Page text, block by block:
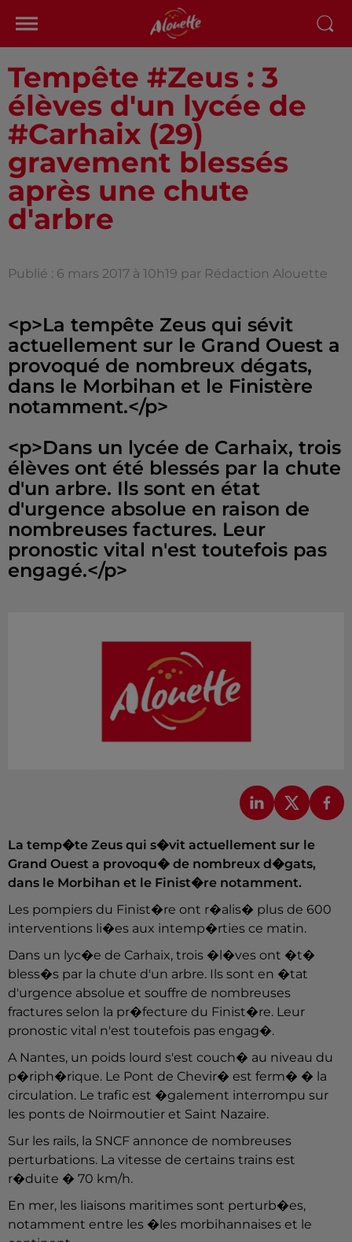
Tempête #Zeus : 3
élèves d'un lycée de
#Carhaix (29)
gravement blessés
après une chute
d'arbre
Publié : 6 mars 2017 à 10h19 par Rédaction Alouette
<p>La tempête Zeus qui sévit
actuellement sur le Grand Ouest a
provoqué de nombreux dégats,
dans le Morbihan et le Finistère
notamment.</p>
<p>Dans un lycée de Carhaix, trois
élèves ont été blessés par la chute
d'un arbre. Ils sont en état
d'urgence absolue en raison de
nombreuses factures. Leur
pronostic vital n'est toutefois pas
La temp�te Zeus qui s�vit actuellement sur le
Grand Ouest a provoqu� de nombreux d�gats,
dans le Morbihan et le Finist�re notamment.
Les pompiers du Finist�re ont r�alis� plus de 600
interventions li�es aux intemp�rties ce matin.
Dans un lyc�e de Carhaix, trois �l�ves ont �t�
bless�s par la chute d'un arbre. Ils sont en �tat
d'urgence absolue et souffre de nombreuses
fractures selon la pr�fecture du Finist�re. Leur
pronostic vital n'est toutefois pas engag�.
A Nantes, un poids lourd s'est couch� au niveau du
p�riph�rique. Le Pont de Chevir� est ferm� � la
circulation. Le trafic est �galement interrompu sur
les ponts de Noirmoutier et Saint Nazaire.
Sur les rails, la SNCF annonce de nombreuses
perturbations. La vitesse de certains trains est
r�duite � 70 km/h.
En mer, les liaisons maritimes sont perturb�es,
notamment entre les �les morbihannaises et le